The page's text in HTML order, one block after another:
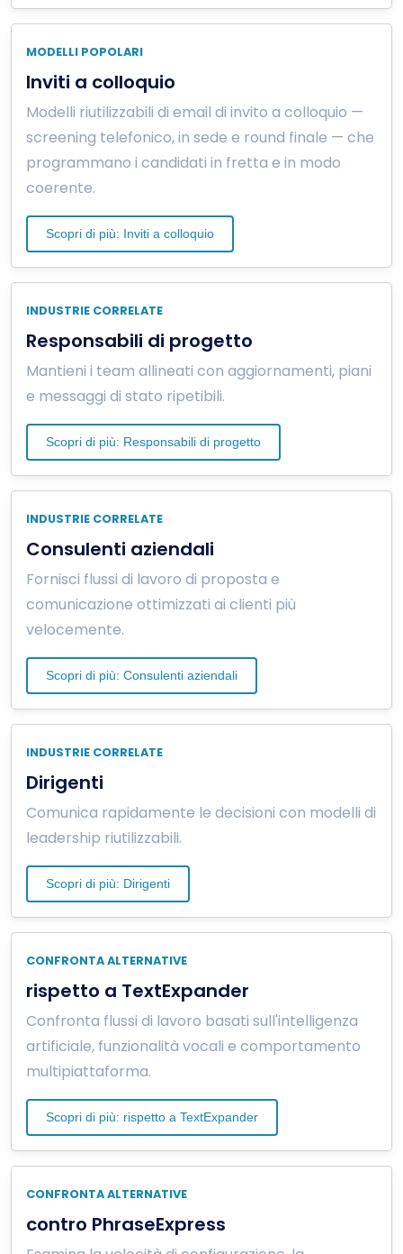
MODELLI POPOLARI
Inviti a colloquio
Modelli riutilizzabili di email di invito a colloquio —
screening telefonico, in sede e round finale — che
programmano i candidati in fretta e in modo
coerente.
Scopri di più: Inviti a colloquio
INDUSTRIE CORRELATE
Responsabili di progetto
Mantieni i team allineati con aggiornamenti, piani
e messaggi di stato ripetibili.
Scopri di più: Responsabili di progetto
INDUSTRIE CORRELATE
Consulenti aziendali
Fornisci flussi di lavoro di proposta e
comunicazione ottimizzati ai clienti più
velocemente.
Scopri di più: Consulenti aziendali
INDUSTRIE CORRELATE
Dirigenti
Comunica rapidamente le decisioni con modelli di
leadership riutilizzabili.
Scopri di più: Dirigenti
CONFRONTA ALTERNATIVE
rispetto a TextExpander
Confronta flussi di lavoro basati sull'intelligenza
artificiale, funzionalità vocali e comportamento
multipiattaforma.
Scopri di più: rispetto a TextExpander
CONFRONTA ALTERNATIVE
contro PhraseExpress